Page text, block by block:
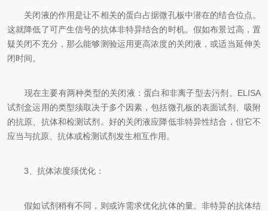
关闭液的作用是让不相关的蛋白占据微孔板中潜在的结合位点。
这就降低了可产生信号的抗体非特异结合的时机。假如布景过高，置
疑关闭不充分，那么能够测验运用更高浓度的关闭液，或适当延伸关
闭时间。
现在主要有两种类型的关闭液：蛋白和非离子型去污剂。ELISA
试剂盒运用的类型须取决于多个因素，包括微孔板的表面试剂、吸附
的抗原、抗体和检测试剂。好的关闭液应降低非特异性结合，但它不
应当与抗原、抗体或检测试剂发生相互作用。
3、抗体浓度须优化：
假如试剂稍有不同，则或许需求优化抗体的量。非特异的抗体结